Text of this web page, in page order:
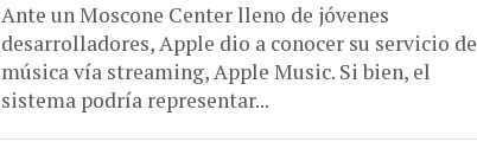
Ante un Moscone Center lleno de jóvenes
desarrolladores, Apple dio a conocer su servicio de
música vía streaming, Apple Music. Si bien, el
sistema podría representar...